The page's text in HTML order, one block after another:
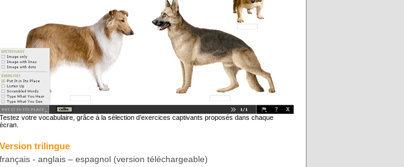
Testez votre vocabulaire, grâce à la sélection d’exercices captivants proposés dans chaque
écran.
Version trilingue
français - anglais – espagnol (version téléchargeable)